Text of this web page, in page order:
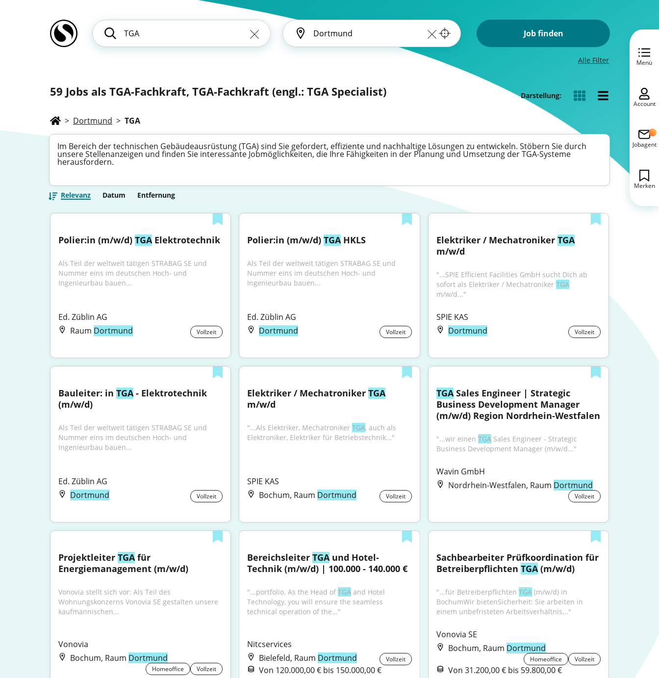
Job finden
Alle Filter
59 Jobs als TGA-Fachkraft, TGA-Fachkraft (engl.: TGA Specialist) Darstellung:
> Dortmund > TGA
Im Bereich der technischen Gebäudeausrüstung (TGA) sind Sie gefordert, effiziente und nachhaltige Lösungen zu entwickeln. Stöbern Sie durch
unsere Stellenanzeigen und finden Sie interessante Jobmöglichkeiten, die Ihre Fähigkeiten in der Planung und Umsetzung der TGA-Systeme
herausfordern.
Relevanz Datum Entfernung
Polier:in (m/w/d) TGA Elektrotechnik
Als Teil der weltweit tätigen STRABAG SE und
Nummer eins im deutschen Hoch- und
Ingenieurbau bauen...
Ed. Züblin AG
Raum Dortmund Vollzeit
Polier:in (m/w/d) TGA HKLS
Als Teil der weltweit tätigen STRABAG SE und
Nummer eins im deutschen Hoch- und
Ingenieurbau bauen...
Ed. Züblin AG
Dortmund
Vollzeit
Elektriker / Mechatroniker TGA
m/w/d
"...SPIE Efficient Facilities GmbH sucht Dich ab
sofort als Elektriker / Mechatroniker TGA
m/w/d..."
SPIE KAS
Dortmund
Vollzeit
Bauleiter: in TGA - Elektrotechnik
(m/w/d)
Als Teil der weltweit tätigen STRABAG SE und
Nummer eins im deutschen Hoch- und
Ingenieurbau bauen...
Ed. Züblin AG
Dortmund
Vollzeit
Elektriker / Mechatroniker TGA
m/w/d
"...Als Elektriker, Mechatroniker TGA, auch als
Elektroniker, Elektriker für Betriebstechnik..."
SPIE KAS
Bochum, Raum Dortmund Vollzeit
TGA Sales Engineer | Strategic
Business Development Manager
(m/w/d) Region Nordrhein-Westfalen
"...wir einen TGA Sales Engineer - Strategic
Business Development Manager (m/w/d..."
Wavin GmbH
Nordrhein-Westfalen, Raum Dortmund
Vollzeit
Projektleiter TGA für
Energiemanagement (m/w/d)
Vonovia stellt sich vor: Als Teil des
Wohnungskonzerns Vonovia SE gestalten unsere
kaufmännischen...
Vonovia
Bochum, Raum Dortmund
Homeoffice Vollzeit
Bereichsleiter TGA und Hotel-
Technik (m/w/d) | 100.000 - 140.000 €
"...portfolio. As the Head of TGA and Hotel
Technology, you will ensure the seamless
technical operation of the..."
Nitcservices
Bielefeld, Raum Dortmund Vollzeit
Von 120.000,00 € bis 150.000,00 €
Sachbearbeiter Prüfkoordination für
Betreiberpflichten TGA (m/w/d)
"...für Betreiberpflichten TGA (m/w/d) in
BochumWir bietenSicherheit: Sie arbeiten in
einem unbefristeten Arbeitsverhältnis..."
Vonovia SE
Bochum, Raum Dortmund
Homeoffice Vollzeit
Von 31.200,00 € bis 59.800,00 €
Menü
Account
Jobagent
Merken